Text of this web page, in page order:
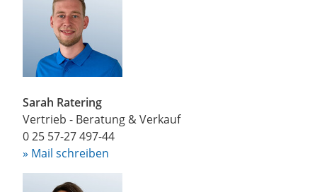
Sarah Ratering
Vertrieb - Beratung & Verkauf
0 25 57-27 497-44
» Mail schreiben